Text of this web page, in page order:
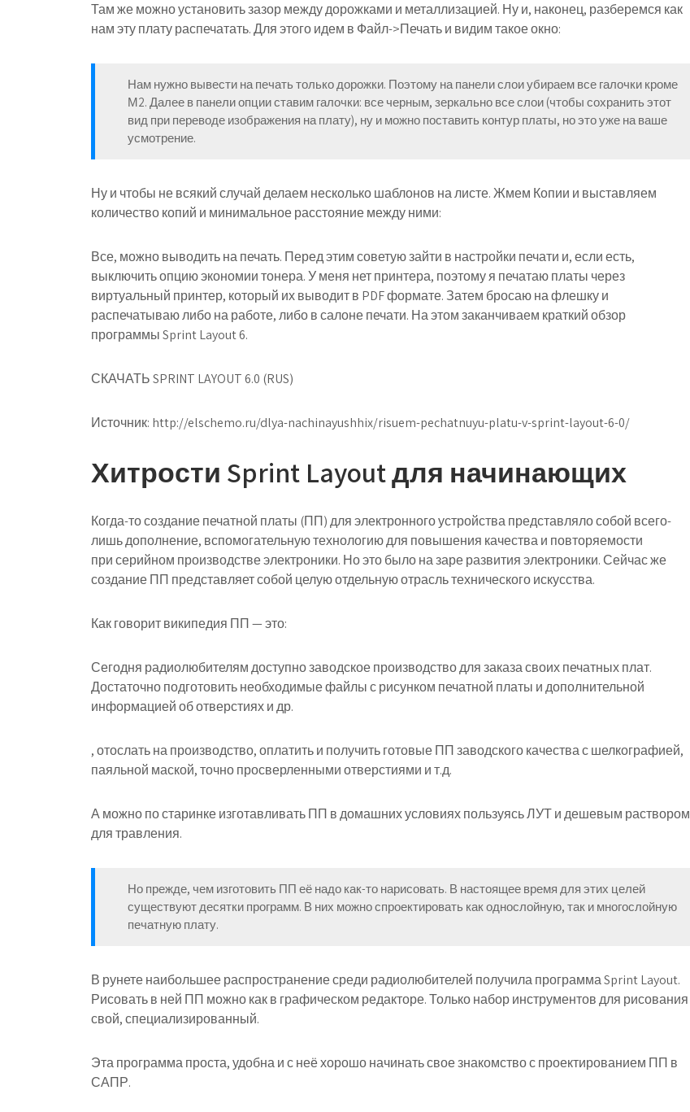
Там же можно установить зазор между дорожками и металлизацией. Ну и, наконец, разберемся как
нам эту плату распечатать. Для этого идем в Файл->Печать и видим такое окно:
Нам нужно вывести на печать только дорожки. Поэтому на панели слои убираем все галочки кроме
М2. Далее в панели опции ставим галочки: все черным, зеркально все слои (чтобы сохранить этот
вид при переводе изображения на плату), ну и можно поставить контур платы, но это уже на ваше
усмотрение.
Ну и чтобы не всякий случай делаем несколько шаблонов на листе. Жмем Копии и выставляем
количество копий и минимальное расстояние между ними:
Все, можно выводить на печать. Перед этим советую зайти в настройки печати и, если есть,
выключить опцию экономии тонера. У меня нет принтера, поэтому я печатаю платы через
виртуальный принтер, который их выводит в PDF формате. Затем бросаю на флешку и
распечатываю либо на работе, либо в салоне печати. На этом заканчиваем краткий обзор
программы Sprint Layout 6.
СКАЧАТЬ SPRINT LAYOUT 6.0 (RUS)
Источник: http://elschemo.ru/dlya-nachinayushhix/risuem-pechatnuyu-platu-v-sprint-layout-6-0/
Хитрости Sprint Layout для начинающих
Когда-то создание печатной платы (ПП) для электронного устройства представляло собой всего-
лишь дополнение, вспомогательную технологию для повышения качества и повторяемости
при серийном производстве электроники. Но это было на заре развития электроники. Сейчас же
создание ПП представляет собой целую отдельную отрасль технического искусства.
Как говорит википедия ПП — это:
Сегодня радиолюбителям доступно заводское производство для заказа своих печатных плат.
Достаточно подготовить необходимые файлы с рисунком печатной платы и дополнительной
информацией об отверстиях и др.
, отослать на производство, оплатить и получить готовые ПП заводского качества с шелкографией,
паяльной маской, точно просверленными отверстиями и т.д.
А можно по старинке изготавливать ПП в домашних условиях пользуясь ЛУТ и дешевым раствором
для травления.
Но прежде, чем изготовить ПП её надо как-то нарисовать. В настоящее время для этих целей
существуют десятки программ. В них можно спроектировать как однослойную, так и многослойную
печатную плату.
В рунете наибольшее распространение среди радиолюбителей получила программа Sprint Layout.
Рисовать в ней ПП можно как в графическом редакторе. Только набор инструментов для рисования
свой, специализированный.
Эта программа проста, удобна и с неё хорошо начинать свое знакомство с проектированием ПП в
САПР.